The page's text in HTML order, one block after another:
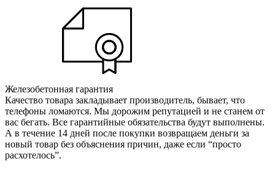
Железобетонная гарантия
Качество товара закладывает производитель, бывает, что
телефоны ломаются. Мы дорожим репутацией и не станем от
вас бегать. Все гарантийные обязательства будут выполнены.
А в течение 14 дней после покупки возвращаем деньги за
новый товар без объяснения причин, даже если “просто
расхотелось”.